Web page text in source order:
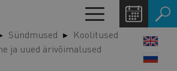
Toggle
navigation
Sündmused
Koolitused
ja uued ärivõimalused